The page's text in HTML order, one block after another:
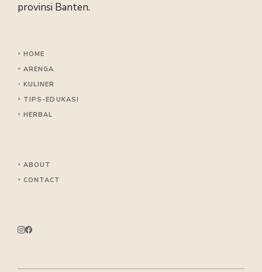
provinsi Banten.
HOME
ARENGA
KULINER
TIPS -EDUKASI
HERBAL
ABOUT
CONTACT